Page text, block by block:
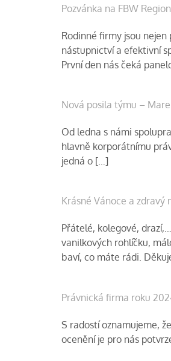
Pozvánka na FBW
Rodinné firmy jsou
nástupnictví a efektivní
První den nás čeká
Nová posila týmu –
Od ledna s námi
hlavně korporátnímu
jedná o […]
Krásné Vánoce a zdravý
Přátelé, kolegové,
vanilkových rohlíčku,
baví, co máte rádi.
Právnická firma roku
S radostí oznamujeme,
ocenění je pro nás